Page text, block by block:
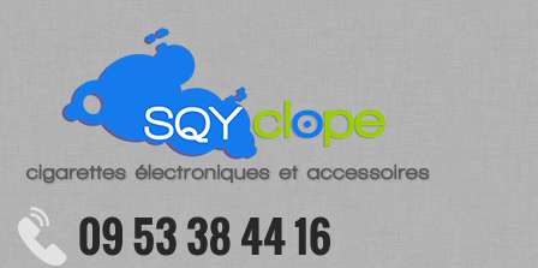
09 53 38 44 16